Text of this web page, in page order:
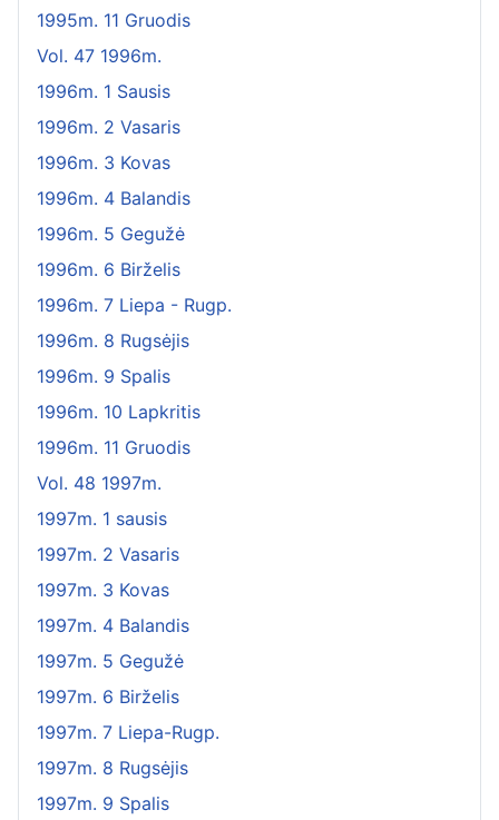
1995m. 11 Gruodis
Vol. 47 1996m.
1996m. 1 Sausis
1996m. 2 Vasaris
1996m. 3 Kovas
1996m. 4 Balandis
1996m. 5 Gegužė
1996m. 6 Birželis
1996m. 7 Liepa - Rugp.
1996m. 8 Rugsėjis
1996m. 9 Spalis
1996m. 10 Lapkritis
1996m. 11 Gruodis
Vol. 48 1997m.
1997m. 1 sausis
1997m. 2 Vasaris
1997m. 3 Kovas
1997m. 4 Balandis
1997m. 5 Gegužė
1997m. 6 Birželis
1997m. 7 Liepa-Rugp.
1997m. 8 Rugsėjis
1997m. 9 Spalis